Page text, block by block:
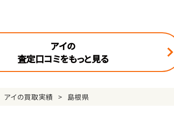
アイの
査定口コミをもっと見る
アイの買取実績 島根県